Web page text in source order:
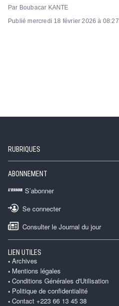
Par Boubacar KANTE
Publié mercredi 18 février 2026 à 08:27
RUBRIQUES
ABONNEMENT
S’abonner
Se connecter
Consulter le Journal du jour
LIEN UTILES
Archives
Mentions légales
Conditions Générales d'Utilisation
Politique de confidentialité
Contact +223 66 13 45 38